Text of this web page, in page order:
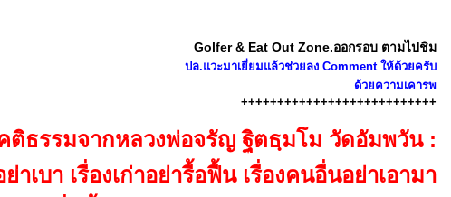
Golfer & Eat Out Zone.ออกรอบ ตามไปชิม
ปล.แวะมาเยี่ยมแล้วช่วยลง Comment ให้ด้วยครับ
ด้วยความเคารพ
+++++++++++++++++++++++++++
ติธรรมจากหลวงพ่อจรัญ ฐิตธฺมโม วัดอัมพวัน :
เบา เรื่องเก่าอย่ารื้อฟื้น เรื่องคนอื่นอย่าเอามา